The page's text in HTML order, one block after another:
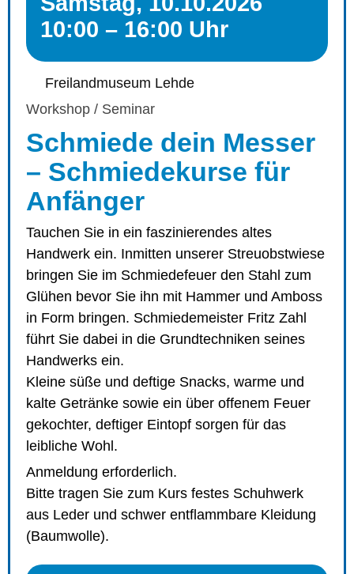
10:00 – 16:00 Uhr
Freilandmuseum Lehde
Workshop / Seminar
Schmiede dein Messer
– Schmiedekurse für
Anfänger
Tauchen Sie in ein faszinierendes altes
Handwerk ein. Inmitten unserer Streuobstwiese
bringen Sie im Schmiedefeuer den Stahl zum
Glühen bevor Sie ihn mit Hammer und Amboss
in Form bringen. Schmiedemeister Fritz Zahl
führt Sie dabei in die Grundtechniken seines
Handwerks ein.
Kleine süße und deftige Snacks, warme und
kalte Getränke sowie ein über offenem Feuer
gekochter, deftiger Eintopf sorgen für das
leibliche Wohl.
Anmeldung erforderlich.
Bitte tragen Sie zum Kurs festes Schuhwerk
aus Leder und schwer entflammbare Kleidung
(Baumwolle).